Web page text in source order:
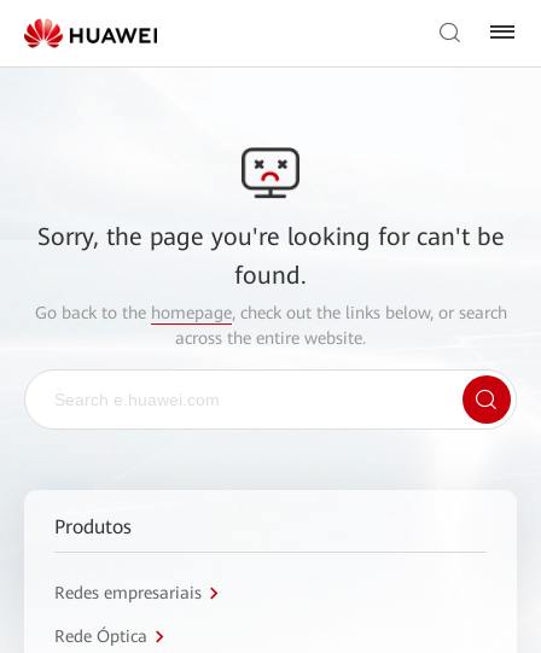
Sorry, the page you're looking for can't be
found.
Go back to the homepage, check out the links below, or search
across the entire website.
Produtos
Redes empresariais
Rede Óptica